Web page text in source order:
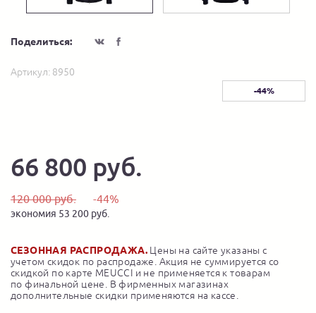
Поделиться:
Артикул: 8950
-44%
66 800 руб.
120 000 руб. -44%
экономия 53 200 руб.
СЕЗОННАЯ РАСПРОДАЖА. Цены на сайте указаны с
учетом скидок по распродаже. Акция не суммируется со
скидкой по карте MEUCCI и не применяется к товарам
по финальной цене. В фирменных магазинах
дополнительные скидки применяются на кассе.